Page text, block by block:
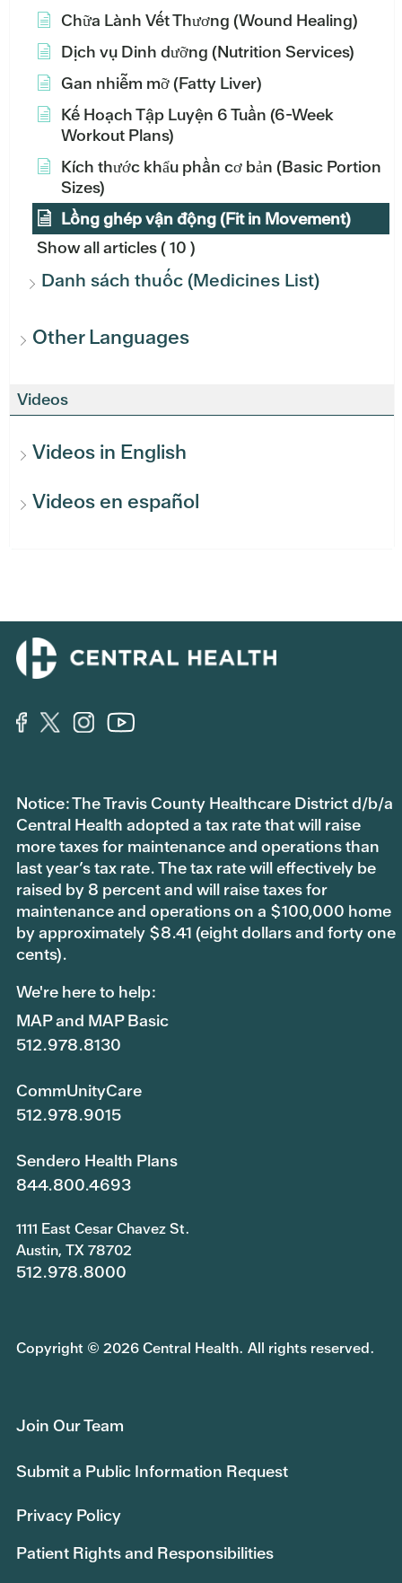
Chữa Lành Vết Thương (Wound Healing)
Dịch vụ Dinh dưỡng (Nutrition Services)
Gan nhiễm mỡ (Fatty Liver)
Kế Hoạch Tập Luyện 6 Tuần (6-Week
Workout Plans)
Kích thước khẩu phần cơ bản (Basic Portion
Sizes)
Lồng ghép vận động (Fit in Movement)
Show all articles( 10 )
Danh sách thuốc (Medicines List)
Other Languages
Videos
Videos in English
Videos en español
Notice: The Travis County Healthcare District d/b/a
Central Health adopted a tax rate that will raise
more taxes for maintenance and operations than
last year’s tax rate. The tax rate will effectively be
raised by 8 percent and will raise taxes for
maintenance and operations on a $100,000 home
by approximately $8.41 (eight dollars and forty one
cents).
We're here to help:
MAP and MAP Basic
512.978.8130
CommUnityCare
512.978.9015
Sendero Health Plans
844.800.4693
1111 East Cesar Chavez St.
Austin, TX 78702
512.978.8000
Copyright © 2026 Central Health. All rights reserved.
Join Our Team
Submit a Public Information Request
Privacy Policy
Patient Rights and Responsibilities